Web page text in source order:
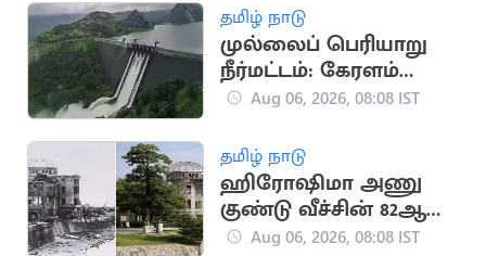
தமிழ் நாடு
முல்லைப் பெரியாறு
நீர்மட்டம்: கேரளம்
அமைச்சர் எச்சரிக்கை
Aug 06, 2026, 08:08 IST
தமிழ் நாடு
ஹிரோஷிமா அணு
குண்டு வீச்சின் 82ஆம்
ஆண்டு நினைவு
Aug 06, 2026, 08:08 IST